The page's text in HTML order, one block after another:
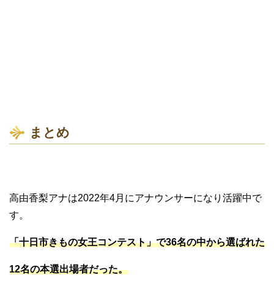
まとめ
高由香梨アナは2022年4月にアナウンサーになり活躍中で
す。
「十日市きもの女王コンテスト」で36名の中から選ばれた
12名の本選出場者だった。